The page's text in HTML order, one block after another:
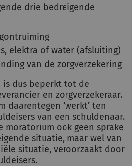
drie bedreigende
elektra of water (afsluiting)
van de zorgverzekering
is dus beperkt tot de
en zorgverzekeraar.
daarentegen ‘werkt’ ten
van een schuldenaar.
moratorium ook geen sprake
situatie, maar wel van
situatie, veroorzaakt door